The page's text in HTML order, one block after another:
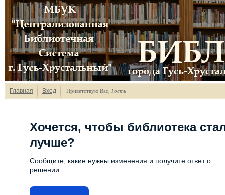
Главная Вход Приветствую Вас Гость
Хочется, чтобы библиотека
лучше?
Сообщите, какие нужны изменения и получите ответ о
решении